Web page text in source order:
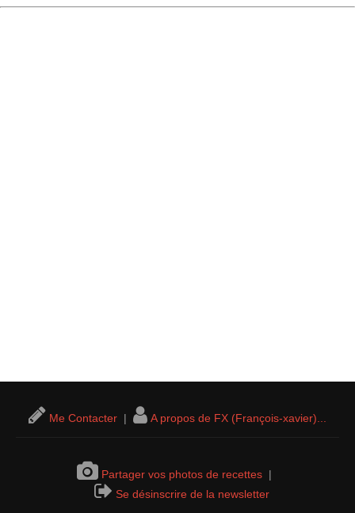
Me Contacter | A propos de FX (François-xavier)...
Partager vos photos de recettes |
Se désinscrire de la newsletter